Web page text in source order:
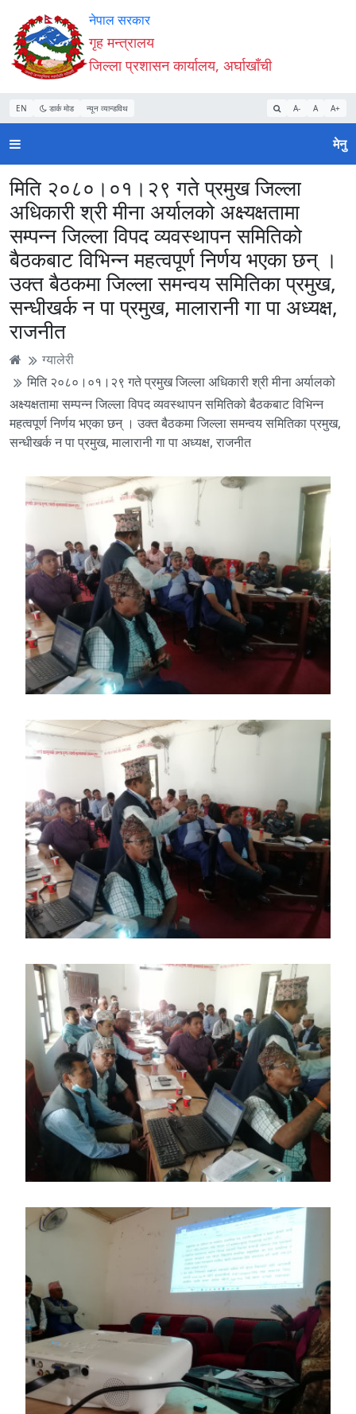
Accessibility
Mode
सुरु
गर्नुहोस्
सामाग्री
पढ्नुहाेस्
नेभिगेसन
पढ्नुहाेस्
वेबसाइट
खोजमा
जानुहोस्
नेपाल सरकार
गृह मन्त्रालय
जिल्ला प्रशासन कार्यालय, अर्घाखाँची
EN डार्क मोड न्यून व्यान्डविथ A- A A+
मेनु
मिति २०८०।०१।२९ गते प्रमुख जिल्ला
अधिकारी श्री मीना अर्यालको अक्ष्यक्षतामा
सम्पन्न जिल्ला विपद व्यवस्थापन समितिको
बैठकबाट विभिन्न महत्वपूर्ण निर्णय भएका छन् ।
उक्त बैठकमा जिल्ला समन्वय समितिका प्रमुख,
सन्धीखर्क न पा प्रमुख, मालारानी गा पा अध्यक्ष,
राजनीत
ग्यालेरी
मिति २०८०।०१।२९ गते प्रमुख जिल्ला अधिकारी श्री मीना अर्यालको
अक्ष्यक्षतामा सम्पन्न जिल्ला विपद व्यवस्थापन समितिको बैठकबाट विभिन्न
महत्वपूर्ण निर्णय भएका छन् । उक्त बैठकमा जिल्ला समन्वय समितिका प्रमुख,
सन्धीखर्क न पा प्रमुख, मालारानी गा पा अध्यक्ष, राजनीत